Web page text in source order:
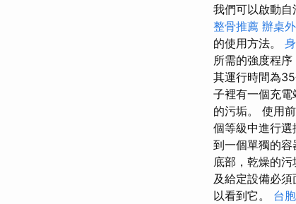
我們可以啟動自
整骨推薦 辦桌
的使用方法。
所需的強度程
其運行時間為
子裡有一個充
的污垢。 使用
個等級中進行選
到一個單獨的容
底部，乾燥的
及給定設備必須
以看到它。 台